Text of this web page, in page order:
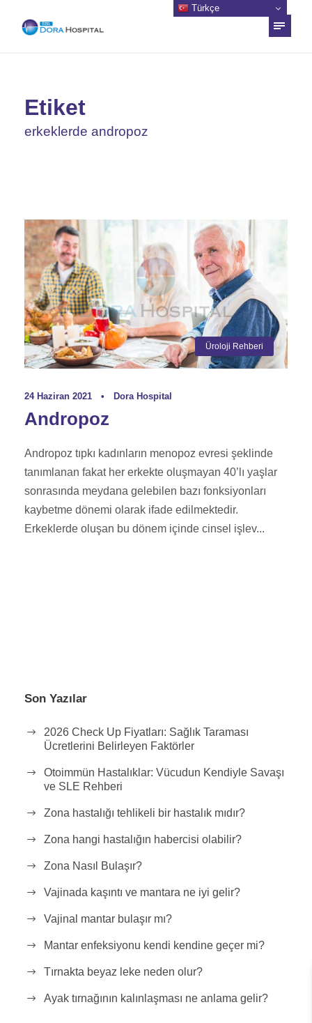
Etiket
erkeklerde andropoz
Üroloji Rehberi
24 Haziran 2021 • Dora Hospital
Andropoz
Andropoz tıpkı kadınların menopoz evresi şeklinde
tanımlanan fakat her erkekte oluşmayan 40’lı yaşlar
sonrasında meydana gelebilen bazı fonksiyonları
kaybetme dönemi olarak ifade edilmektedir.
Erkeklerde oluşan bu dönem içinde cinsel işlev...
Son Yazılar
2026 Check Up Fiyatları: Sağlık Taraması
Ücretlerini Belirleyen Faktörler
Otoimmün Hastalıklar: Vücudun Kendiyle Savaşı
ve SLE Rehberi
Zona hastalığı tehlikeli bir hastalık mıdır?
Zona hangi hastalığın habercisi olabilir?
Zona Nasıl Bulaşır?
Vajinada kaşıntı ve mantara ne iyi gelir?
Vajinal mantar bulaşır mı?
Mantar enfeksiyonu kendi kendine geçer mi?
Tırnakta beyaz leke neden olur?
Ayak tırnağının kalınlaşması ne anlama gelir?
Türkçe